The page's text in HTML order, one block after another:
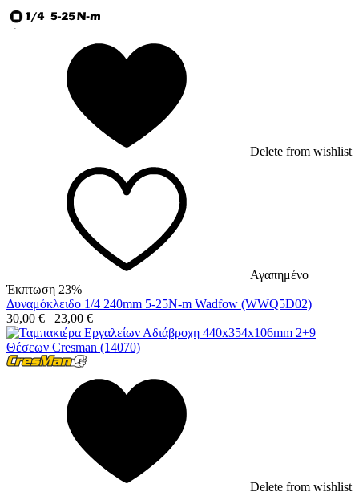
Delete from wishlist
Αγαπημένο
Έκπτωση 23%
Δυναμόκλειδο 1/4 240mm 5-25N-m Wadfow (WWQ5D02)
30,00 € 23,00 €
Delete from wishlist